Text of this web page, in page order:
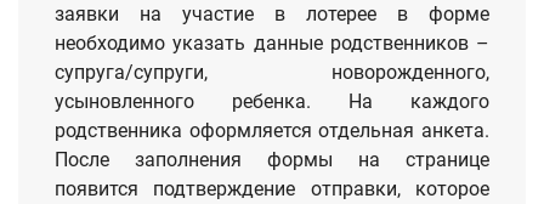
заявки на участие в лотерее в форме
необходимо указать данные родственников –
супруга/супруги, новорожденного,
усыновленного ребенка. На каждого
родственника оформляется отдельная анкета.
После заполнения формы на странице
появится подтверждение отправки, которое